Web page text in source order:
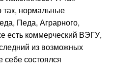
так, нормальные
Педа, Аграрного,
коммерческий ВЭГУ,
из возможных
себе состоялся